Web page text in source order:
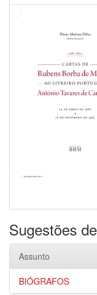
Sugestões
Assunto
BIÓGRAFOS